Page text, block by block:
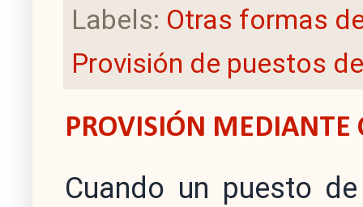
Labels: Otras formas
Provisión de puestos
PROVISIÓN MEDIANTE
Cuando un puesto